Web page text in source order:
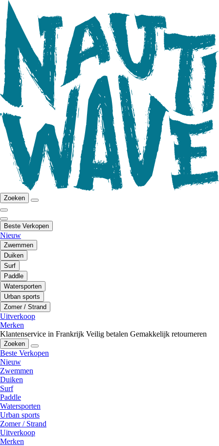
Zoeken
Beste Verkopen
Nieuw
Zwemmen
Duiken
Surf
Paddle
Watersporten
Urban sports
Zomer / Strand
Uitverkoop
Merken
Klantenservice in Frankrijk Veilig betalen Gemakkelijk retourneren
Zoeken
Beste Verkopen
Nieuw
Zwemmen
Duiken
Surf
Paddle
Watersporten
Urban sports
Zomer / Strand
Uitverkoop
Merken